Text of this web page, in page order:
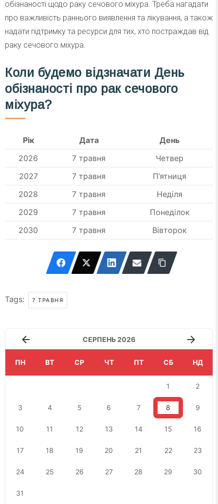
обізнаності щодо раку сечового міхура. Треба нагадати
про важливість раннього виявлення та лікування, а також
надати підтримку та ресурси для тих, хто постраждав від
раку сечового міхура.
Коли будемо відзначати День
обізнаності про рак сечового
міхура?
Рік Дата
День
2026
7 травня
Четвер
2027
7 травня
П’ятниця
2028
7 травня
Неділя
2029
7 травня
Понеділок
2030
7 травня Вівторок
Tags: 7 ТРАВНЯ
СЕРПЕНЬ 2026
ПН ВТ СР ЧТ ПТ СБ НД
1 2
3 4 5 6 7 8 9
10 11 12 13 14 15 16
17 18 19 20 21 22 23
24 25 26 27 28 29 30
31